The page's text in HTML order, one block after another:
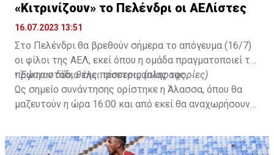
«Κιτρινίζουν» το Πελένδρι οι ΑΕΛίστες
16.07.2023 13:51
Στο Πελένδρι θα βρεθούν σήμερα το απόγευμα (16/7)
οι φίλοι της ΑΕΛ, εκεί όπου η ομάδα πραγματοποιεί το
πρώτο στάδιο της προετοιμασίας της.
•Έφυγαν δύο, θέλει τέσσερις (πληροφορίες)
Ως σημείο συνάντησης ορίστηκε η Άλασσα, όπου θα
μαζευτούν η ώρα 16:00 και από εκεί θα αναχωρήσουν
δώοσυν το παρών τους στην απογευματινή προπόνηση
της ομάδας.